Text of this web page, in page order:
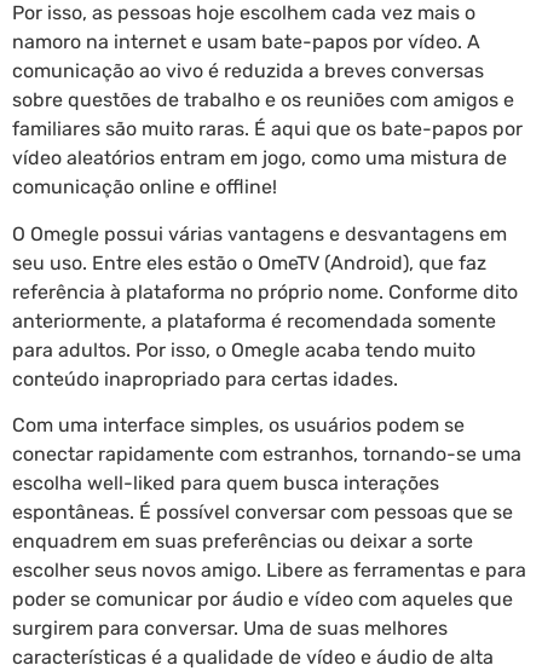
Por isso, as pessoas hoje escolhem cada vez mais o
namoro na internet e usam bate-papos por vídeo. A
comunicação ao vivo é reduzida a breves conversas
sobre questões de trabalho e os reuniões com amigos e
familiares são muito raras. É aqui que os bate-papos por
vídeo aleatórios entram em jogo, como uma mistura de
comunicação online e offline!
O Omegle possui várias vantagens e desvantagens em
seu uso. Entre eles estão o OmeTV (Android), que faz
referência à plataforma no próprio nome. Conforme dito
anteriormente, a plataforma é recomendada somente
para adultos. Por isso, o Omegle acaba tendo muito
conteúdo inapropriado para certas idades.
Com uma interface simples, os usuários podem se
conectar rapidamente com estranhos, tornando-se uma
escolha well-liked para quem busca interações
espontâneas. É possível conversar com pessoas que se
enquadrem em suas preferências ou deixar a sorte
escolher seus novos amigo. Libere as ferramentas e para
poder se comunicar por áudio e vídeo com aqueles que
surgirem para conversar. Uma de suas melhores
características é a qualidade de vídeo e áudio de alta